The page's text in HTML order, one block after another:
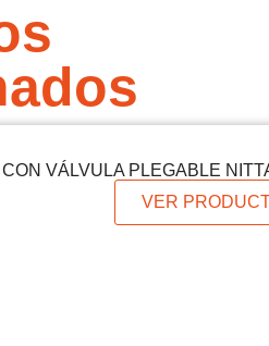
VÁLVULA PLEGABLE
VER